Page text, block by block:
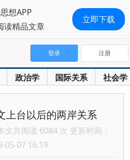
政治学 国际关系 社会学
登录 注册
上台以后的两岸关系
文共阅读 6084 次 更新时间：
05-07 16:19
想APP
读精品文章
立即下载